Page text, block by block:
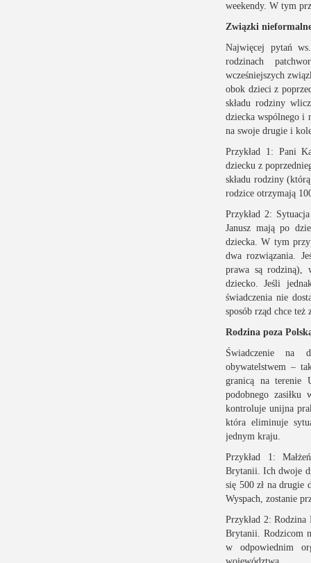
weekendy. W tym
Związki
Najwięcej pytań
rodzinach
wcześniejszych
obok dzieci z
składu rodziny
dziecka wspólnego i
na swoje drugie i
Przykład 1: Pani
dziecku z
składu rodziny
rodzice otrzymają
Przykład 2:
Janusz mają po
dziecka. W tym
dwa rozwiązania.
prawa są rodziną),
dziecko. Jeśli
świadczenia nie
sposób rząd chce też
Rodzina poza
Świadczenie na
obywatelstwem –
granicą na terenie
podobnego
kontroluje unijna
która eliminuje
jednym kraju.
Przykład 1:
Brytanii. Ich dwoje
się 500 zł na drugie
Wyspach, zostanie
Przykład 2:
Brytanii. Rodzicom
w odpowiednim